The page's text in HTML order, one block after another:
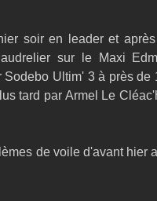
soir en leader et
sur le Maxi
Ultim' 3 à près de
tard par Armel Le
de voile d'avant hier